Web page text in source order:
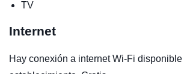
TV
Internet
Hay conexión a internet Wi-Fi disponible